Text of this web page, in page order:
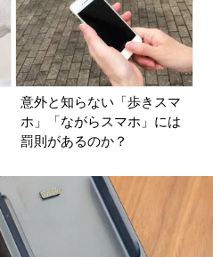
意外と知らない「歩きスマ
ホ」「ながらスマホ」には
罰則があるのか？